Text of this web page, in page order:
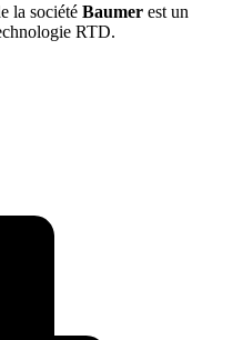
la société Baumer est un
RTD.